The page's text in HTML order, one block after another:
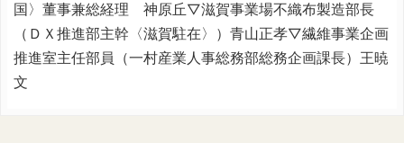
国〉董事兼総経理 神原丘▽滋賀事業場不織布製造部長
（ＤＸ推進部主幹〈滋賀駐在〉）青山正孝▽繊維事業企画
推進室主任部員（一村産業人事総務部総務企画課長）王暁
文